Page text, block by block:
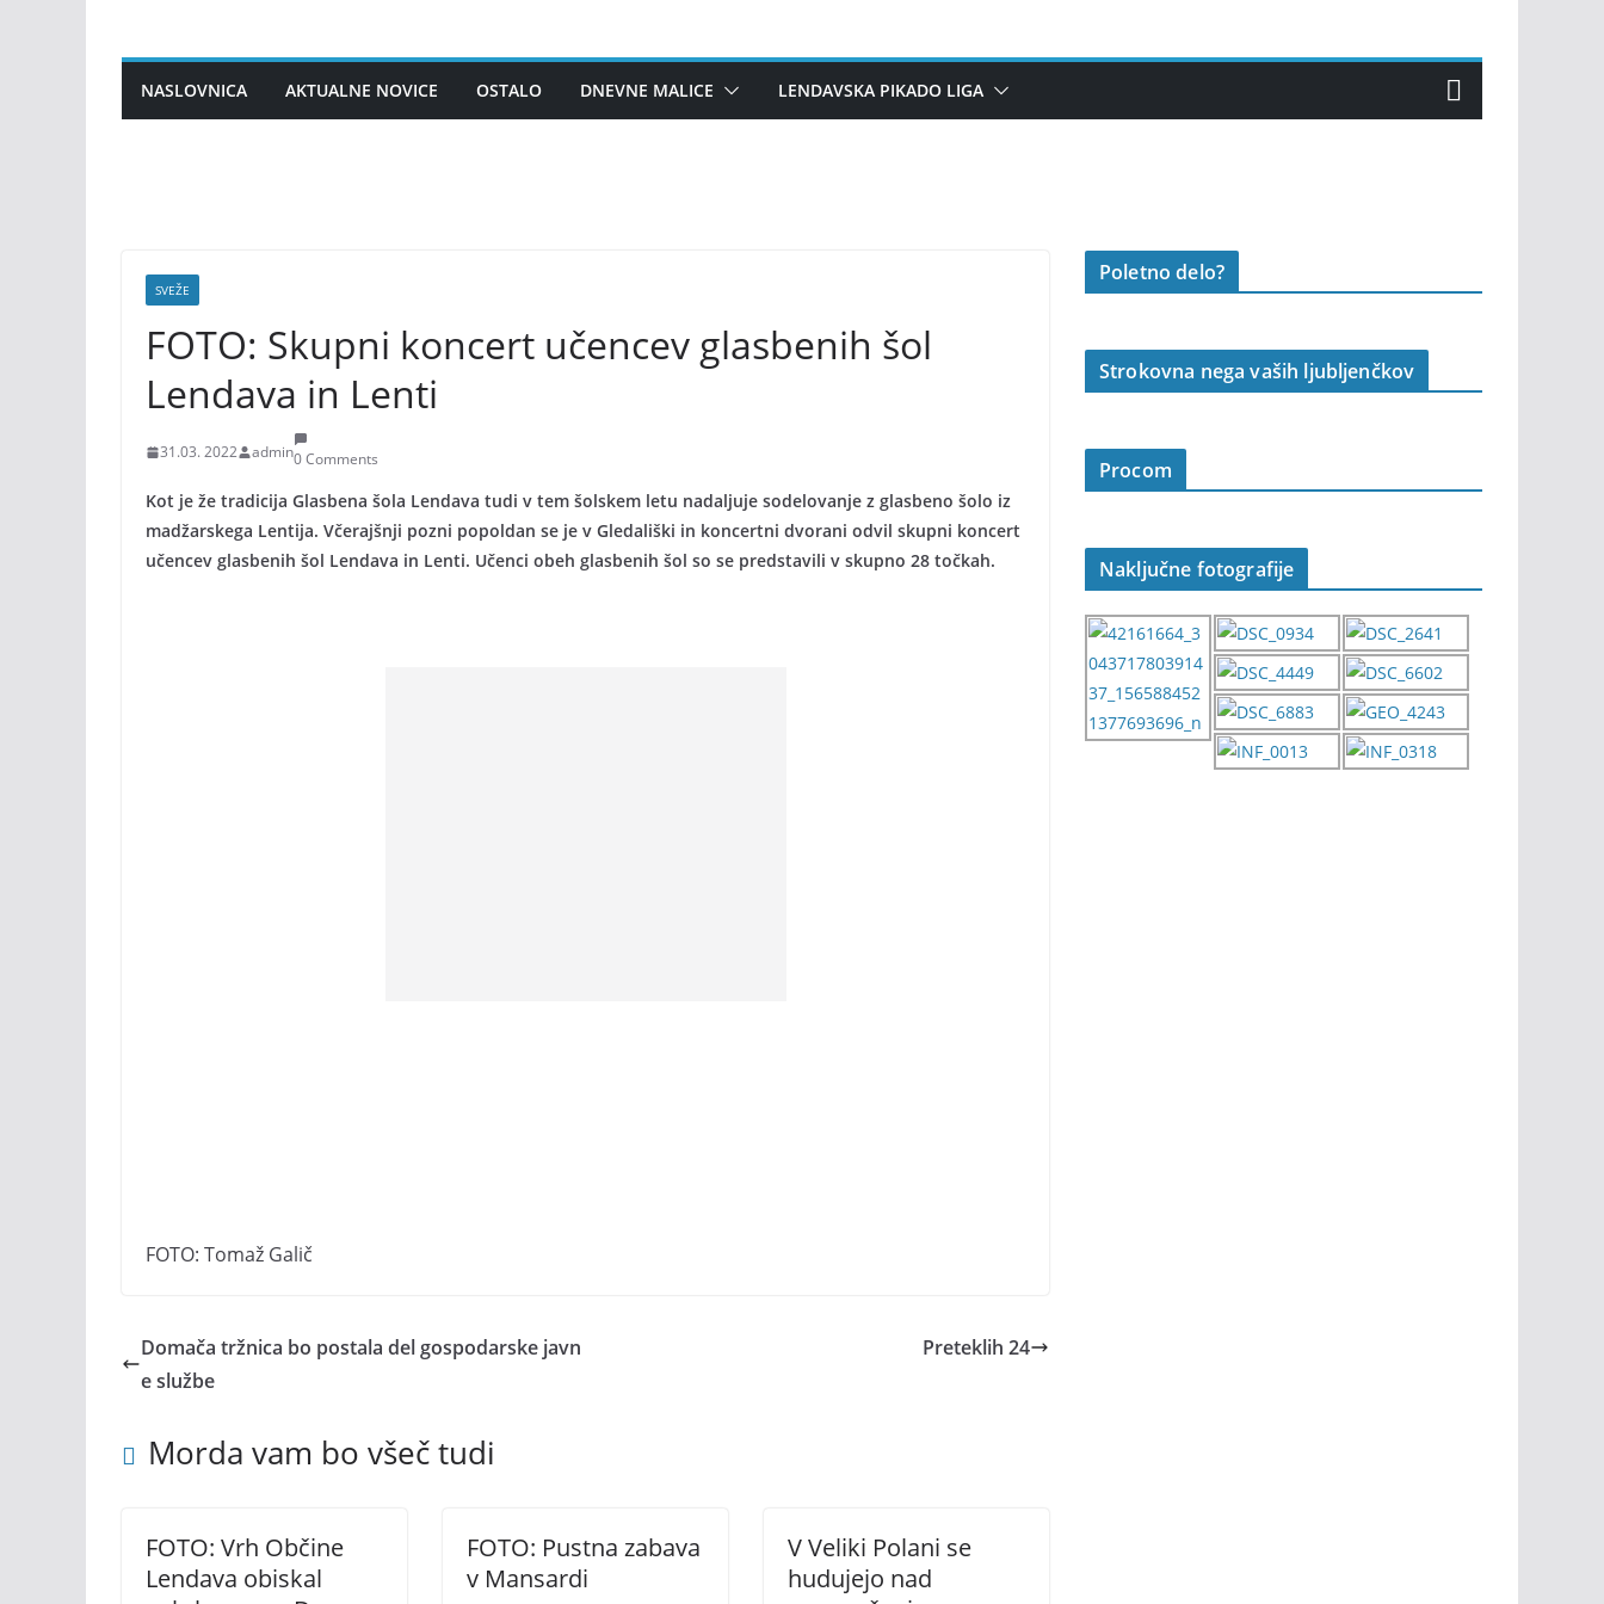
contentNASLOVNICA AKTUALNE NOVICE OSTALO DNEVNE MALICE LENDAVSKA PIKADO LIGA
SVEŽE
FOTO: Skupni koncert učencev glasbenih šol
Lendava in Lenti
31.03. 2022 admin0 Comments
Kot je že tradicija Glasbena šola Lendava tudi v tem šolskem letu nadaljuje sodelovanje z glasbeno šolo iz
madžarskega Lentija. Včerajšnji pozni popoldan se je v Gledališki in koncertni dvorani odvil skupni koncert
učencev glasbenih šol Lendava in Lenti. Učenci obeh glasbenih šol so se predstavili v skupno 28 točkah.
FOTO: Tomaž Galič
Domača tržnica bo postala del gospodarske javn
e službe
Preteklih 24
Morda vam bo všeč tudi
FOTO: Vrh Občine
Lendava obiskal
FOTO: Pustna zabava
v Mansardi
V Veliki Polani se
hudujejo nad
Poletno delo?
Strokovna nega vaših ljubljenčkov
Procom
Naključne fotografije